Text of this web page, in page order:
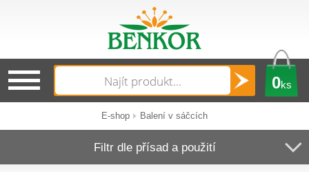
0ks
E-shop Balení v sáčcích
Filtr dle přísad a použití